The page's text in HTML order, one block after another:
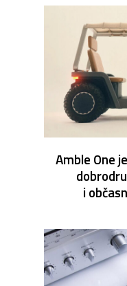
Amble One
i